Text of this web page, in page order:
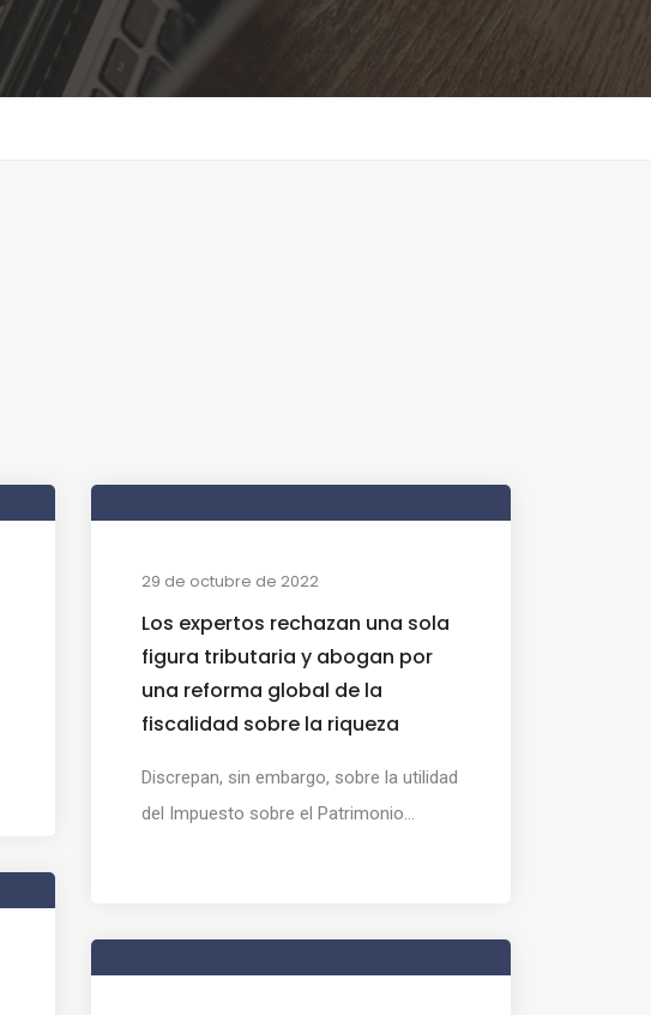
29 de octubre de 2022
Los expertos rechazan una sola
figura tributaria y abogan por
una reforma global de la
fiscalidad sobre la riqueza
Discrepan, sin embargo, sobre la utilidad
del Impuesto sobre el Patrimonio...